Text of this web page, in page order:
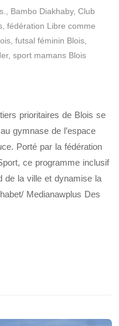
Bambo Diakhaby, Club
fédération Libre comme
futsal féminin Blois
, sport mamans Blois
prioritaires de Blois se
gymnase de l’espace
Porté par la fédération
ce programme inclusif
de la ville et dynamise la
Medianawplus Des